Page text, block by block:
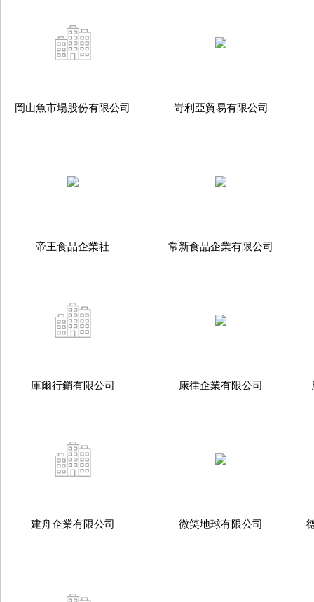
岡山魚市場股份有限公司 岢利亞貿易有限公司
帝王食品企業社 常新食品企業有限公司
庫爾行銷有限公司 康律企業有限公司
建舟企業有限公司 微笑地球有限公司